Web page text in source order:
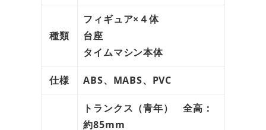
種類
フィギュア×４体
台座
タイムマシン本体
仕様 ABS、MABS、PVC
トランクス（青年） 全高：
約85mm